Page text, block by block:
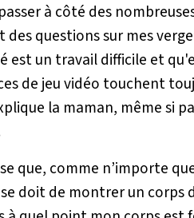
à côté des
des questions sur mes
est un travail difficile et
de jeu vidéo touchent
la maman, même si
que, comme n’importe
doit de montrer un corps